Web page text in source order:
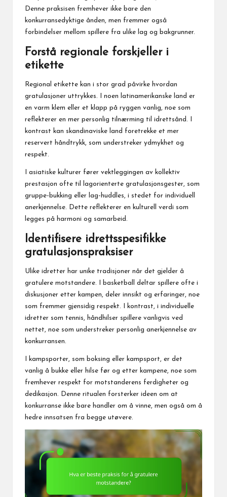
Denne praksisen fremhever ikke bare den
konkurransedyktige ånden, men fremmer også
forbindelser mellom spillere fra ulike lag og bakgrunner.
Forstå regionale forskjeller i
etikette
Regional etikette kan i stor grad påvirke hvordan
gratulasjoner uttrykkes. I noen latinamerikanske land er
en varm klem eller et klapp på ryggen vanlig, noe som
reflekterer en mer personlig tilnærming til idrettsånd. I
kontrast kan skandinaviske land foretrekke et mer
reservert håndtrykk, som understreker ydmykhet og
respekt.
I asiatiske kulturer fører vektleggingen av kollektiv
prestasjon ofte til lagorienterte gratulasjonsgester, som
gruppe-bukking eller lag-huddles, i stedet for individuell
anerkjennelse. Dette reflekterer en kulturell verdi som
legges på harmoni og samarbeid.
Identifisere idrettsspesifikke
gratulasjonspraksiser
Ulike idretter har unike tradisjoner når det gjelder å
gratulere motstandere. I basketball deltar spillere ofte i
diskusjoner etter kampen, deler innsikt og erfaringer, noe
som fremmer gjensidig respekt. I kontrast, i individuelle
idretter som tennis, håndhilser spillere vanligvis ved
nettet, noe som understreker personlig anerkjennelse av
konkurransen.
I kampsporter, som boksing eller kampsport, er det
vanlig å bukke eller hilse før og etter kampene, noe som
fremhever respekt for motstanderens ferdigheter og
dedikasjon. Denne ritualen forsterker ideen om at
konkurranse ikke bare handler om å vinne, men også om å
hedre innsatsen fra begge utøvere.